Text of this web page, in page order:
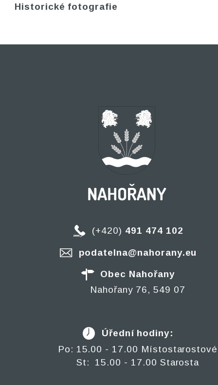
Historické fotografie
(+420) 491 474 102
podatelna@nahorany.eu
Obec Nahořany
Nahořany 76, 549 07
Úřední hodiny:
Po: 15.00 - 17.00 Místostarostové
St: 15.00 - 17.00 Starosta